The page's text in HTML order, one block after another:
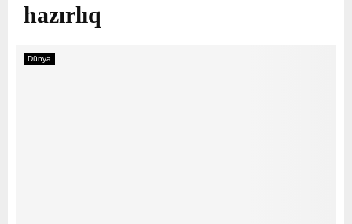
hazırlıq
Dünya